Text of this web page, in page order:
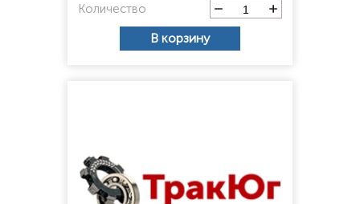
Количество
В корзину